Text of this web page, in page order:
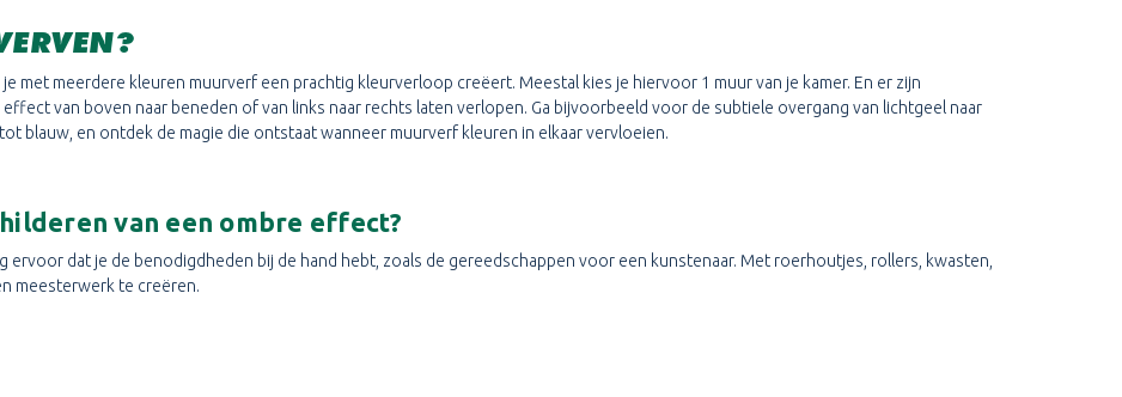
met meerdere kleuren muurverf een prachtig kleurverloop creëert. Meestal kies je hiervoor 1 muur van je kamer. En er zijn
van boven naar beneden of van links naar rechts laten verlopen. Ga bijvoorbeeld voor de subtiele overgang van lichtgeel naar
blauw, en ontdek de magie die ontstaat wanneer muurverf kleuren in elkaar vervloeien.
van een ombre effect?
dat je de benodigdheden bij de hand hebt, zoals de gereedschappen voor een kunstenaar. Met roerhoutjes, rollers, kwasten,
meesterwerk te creëren.